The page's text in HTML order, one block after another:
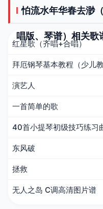
怕流水年华春去渺
唱版、琴谱）相关歌
红星歌（齐唱+合唱）
拜厄钢琴基本教程（少儿
演艺人
一首简单的歌
40首小提琴初级技巧练习
东风破
拯救
无人之岛 C调高清图片谱